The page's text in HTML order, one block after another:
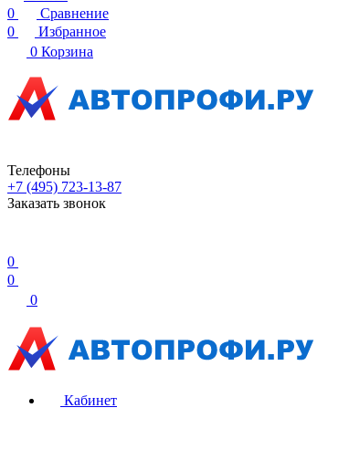
0
Сравнение
0
Избранное
0 Корзина
Телефоны
+7 (495) 723-13-87
Заказать звонок
0
0
0
Кабинет